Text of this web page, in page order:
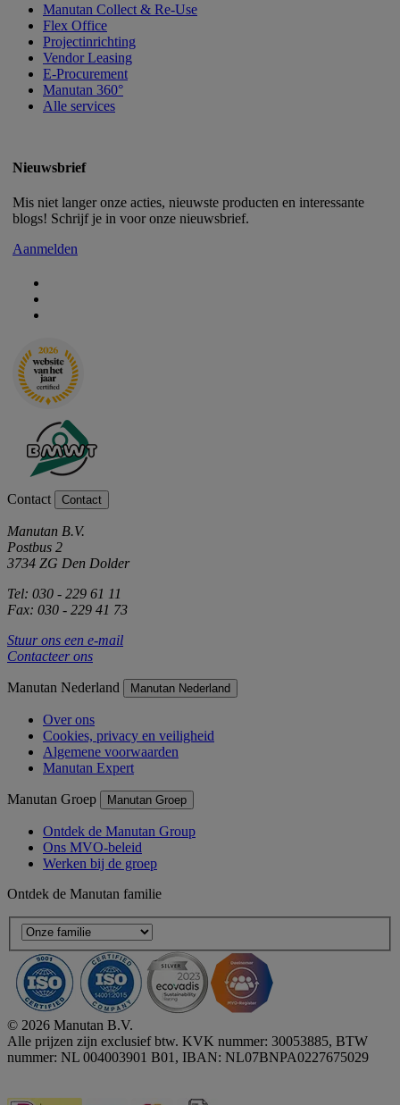
Manutan Collect & Re-Use
Flex Office
Projectinrichting
Vendor Leasing
E-Procurement
Manutan 360°
Alle services
Nieuwsbrief
Mis niet langer onze acties, nieuwste producten en interessante
blogs! Schrijf je in voor onze nieuwsbrief.
Aanmelden
Contact Contact
Manutan B.V.
Postbus 2
3734 ZG Den Dolder
Tel: 030 - 229 61 11
Fax: 030 - 229 41 73
Stuur ons een e-mail
Contacteer ons
Manutan Nederland Manutan Nederland
Over ons
Cookies, privacy en veiligheid
Algemene voorwaarden
Manutan Expert
Manutan Groep Manutan Groep
Ontdek de Manutan Group
Ons MVO-beleid
Werken bij de groep
Ontdek de Manutan familie
© 2026 Manutan B.V.
Alle prijzen zijn exclusief btw. KVK nummer: 30053885, BTW
nummer: NL 004003901 B01, IBAN: NL07BNPA0227675029